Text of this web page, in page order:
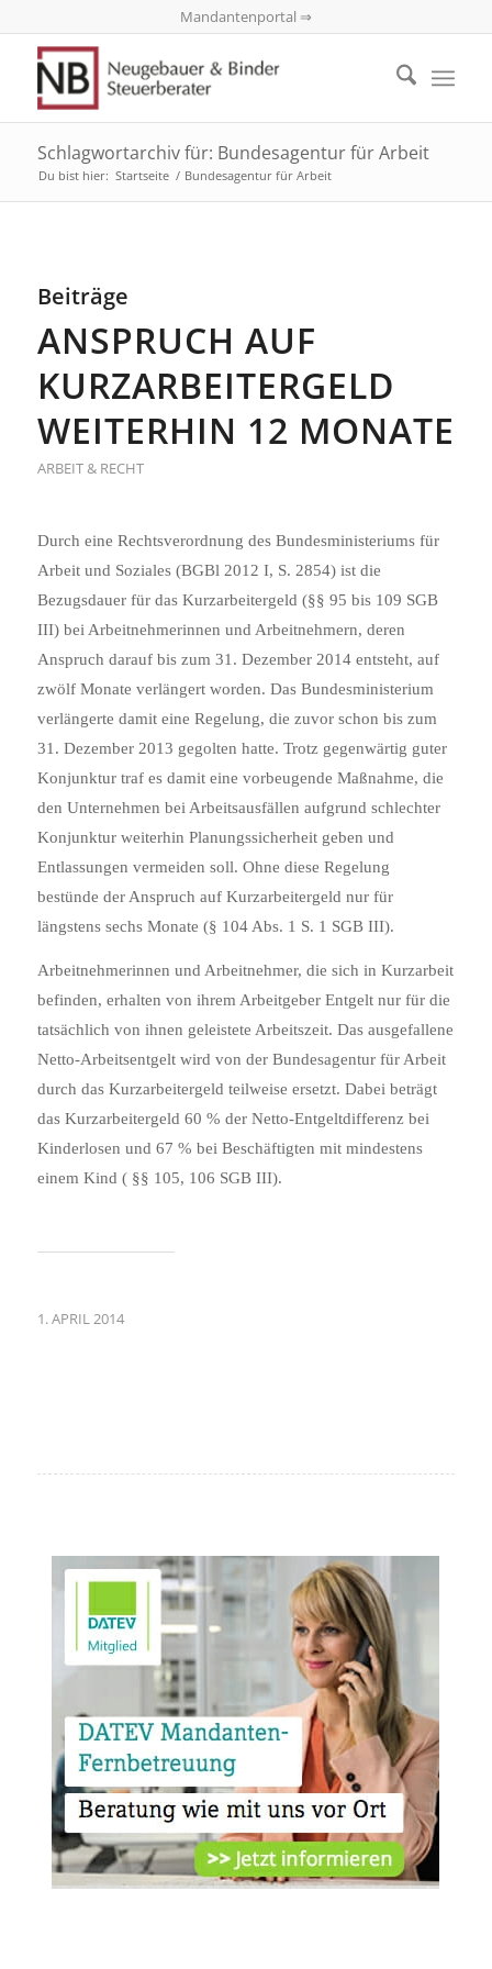
Mandantenportal ⇒
Schlagwortarchiv für: Bundesagentur für Arbeit
Du bist hier: Startseite / Bundesagentur für Arbeit
Beiträge
ANSPRUCH AUF
KURZARBEITERGELD
WEITERHIN 12 MONATE
ARBEIT & RECHT
Durch eine Rechtsverordnung des Bundesministeriums für
Arbeit und Soziales (BGBl 2012 I, S. 2854) ist die
Bezugsdauer für das Kurzarbeitergeld (§§ 95 bis 109 SGB
III)bei Arbeitnehmerinnen und Arbeitnehmern, deren
Anspruch darauf bis zum 31. Dezember 2014 entsteht, auf
zwölf Monate verlängert worden. Das Bundesministerium
verlängerte damit eine Regelung, die zuvor schon bis zum
31. Dezember 2013 gegolten hatte. Trotz gegenwärtig guter
Konjunktur traf es damit eine vorbeugende Maßnahme, die
den Unternehmen bei Arbeitsausfällen aufgrund schlechter
Konjunktur weiterhin Planungssicherheit geben und
Entlassungen vermeiden soll. Ohne diese Regelung
bestünde der Anspruch auf Kurzarbeitergeld nur für
längstens sechs Monate (§ 104 Abs. 1 S. 1 SGB III).
Arbeitnehmerinnen und Arbeitnehmer, die sich in Kurzarbeit
befinden, erhalten von ihrem Arbeitgeber Entgelt nur für die
tatsächlich von ihnen geleistete Arbeitszeit. Das ausgefallene
Netto‑Arbeitsentgelt wird von der Bundesagentur für Arbeit
durch das Kurzarbeitergeld teilweise ersetzt. Dabei beträgt
das Kurzarbeitergeld 60 % der Netto‑Entgeltdifferenz bei
Kinderlosen und 67 % bei Beschäftigten mit mindestens
einem Kind ( §§ 105, 106 SGB III).
1. APRIL 2014